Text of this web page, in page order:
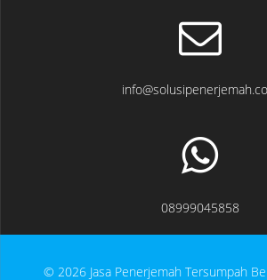
08999045858
© 2026 Jasa Penerjemah Tersumpah